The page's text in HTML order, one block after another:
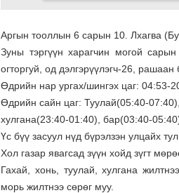
Аргын тооллын 6 сарын 10. Лхагва
Зуны тэргүүн харагчин могой
огторгуй, од дэлгэрүүлэгч-26,
Өдрийн нар ургах/шингэх цаг: 04:53-
Өдрийн сайн цаг: Туулай(05:40-
хулгана(23:40-01:40), бар(03:40-
Үс бүү засуул нүд бүрэлзэн улцайх
Хол газар явагсад зүүн хойд зүгт
Гахай, хонь, туулай, хулгана
морь жилтнээ сөрөг муу.